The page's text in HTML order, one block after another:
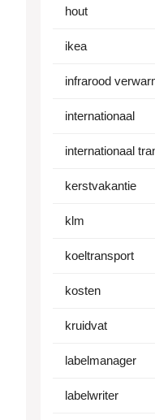
hout
ikea
infrarood
internationaal
internationaal
kerstvakantie
klm
koeltransport
kosten
kruidvat
labelmanager
labelwriter